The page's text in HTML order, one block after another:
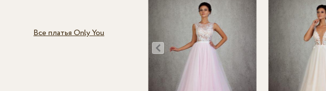
Все платья Only You